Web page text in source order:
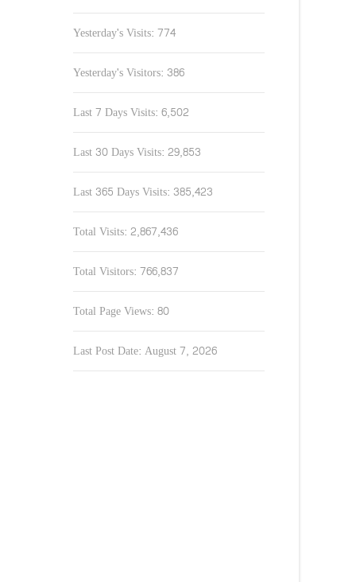
Yesterday's Visits: 774
Yesterday's Visitors: 386
Last 7 Days Visits: 6,502
Last 30 Days Visits: 29,853
Last 365 Days Visits: 385,423
Total Visits: 2,867,436
Total Visitors: 766,837
Total Page Views: 80
Last Post Date: August 7, 2026